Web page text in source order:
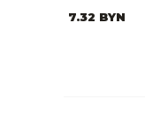
7.32 BYN